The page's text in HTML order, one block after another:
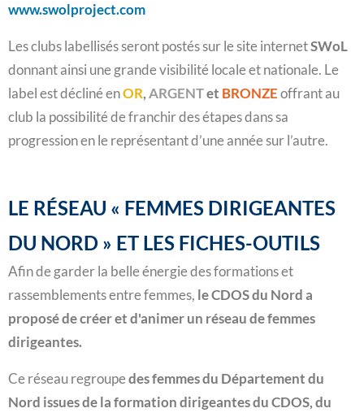
www.swolproject.com
Les clubs labellisés seront postés sur le site internetSWoL
donnant ainsi une grande visibilité locale et nationale. Le
label est décliné enOR, ARGENTet BRONZE offrant au
club la possibilité de franchir des étapes dans sa
progression en le représentant d’une année sur l’autre.
LE RÉSEAU « FEMMES DIRIGEANTES
DU NORD » ET LES FICHES-OUTILS
Afin de garder la belle énergie des formations et
rassemblements entre femmes, le CDOS du Nord a
proposé de créer et d'animer un réseau de femmes
dirigeantes.
Ce réseau regroupedes femmes du Département du
Nord issues de la formation dirigeantes du CDOS, du